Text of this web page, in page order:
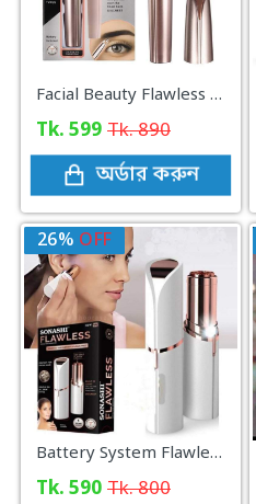
Facial Beauty Flawless Eye Brow Remover
Tk. 599 Tk. 890
অর্ডার করুন
26% OFF
Battery System Flawless Facial Hair Remover
Tk. 590 Tk. 800